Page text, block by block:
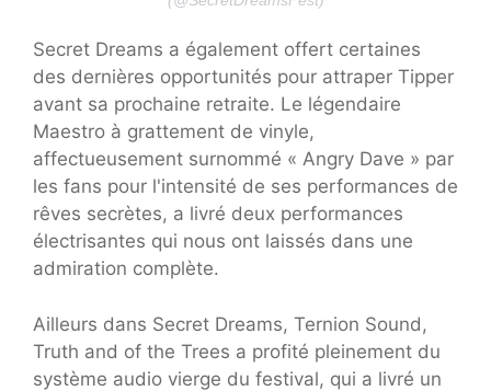
Secret Dreams a également offert certaines
des dernières opportunités pour attraper Tipper
avant sa prochaine retraite. Le légendaire
Maestro à grattement de vinyle,
affectueusement surnommé « Angry Dave » par
les fans pour l'intensité de ses performances de
rêves secrètes, a livré deux performances
électrisantes qui nous ont laissés dans une
admiration complète.
Ailleurs dans Secret Dreams, Ternion Sound,
Truth and of the Trees a profité pleinement du
système audio vierge du festival, qui a livré un